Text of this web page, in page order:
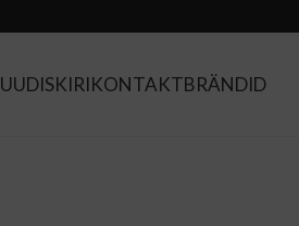
UUDISKIRIKONTAKTBRÄNDID